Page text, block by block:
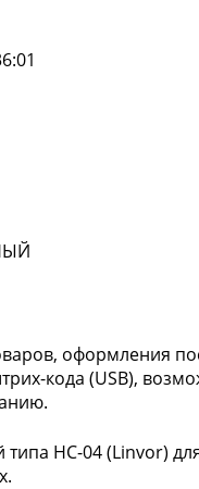
оформления
кода (USB),
HC-04 (Linvor)